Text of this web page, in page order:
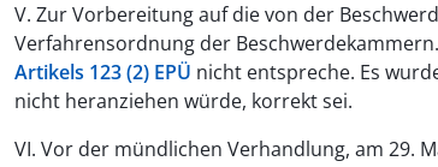
V. Zur Vorbereitung auf die von der
Verfahrensordnung der
Artikels 123 (2) EPÜ nicht entspreche. Es
nicht heranziehen würde, korrekt sei.
VI. Vor der mündlichen Verhandlung, am 29.